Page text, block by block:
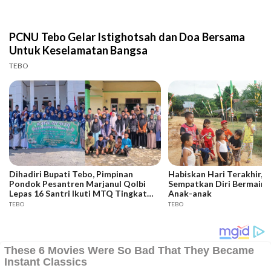
PCNU Tebo Gelar Istighotsah dan Doa Bersama
Untuk Keselamatan Bangsa
TEBO
Dihadiri Bupati Tebo, Pimpinan
Pondok Pesantren Marjanul Qolbi
Lepas 16 Santri Ikuti MTQ Tingkat
Kecamatan Rimbo Bujang
TEBO
Habiskan Hari Terakhir,
Sempatkan Diri Bermain
Anak-anak
TEBO